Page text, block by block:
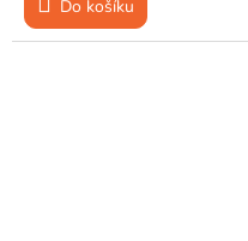
Do košíku